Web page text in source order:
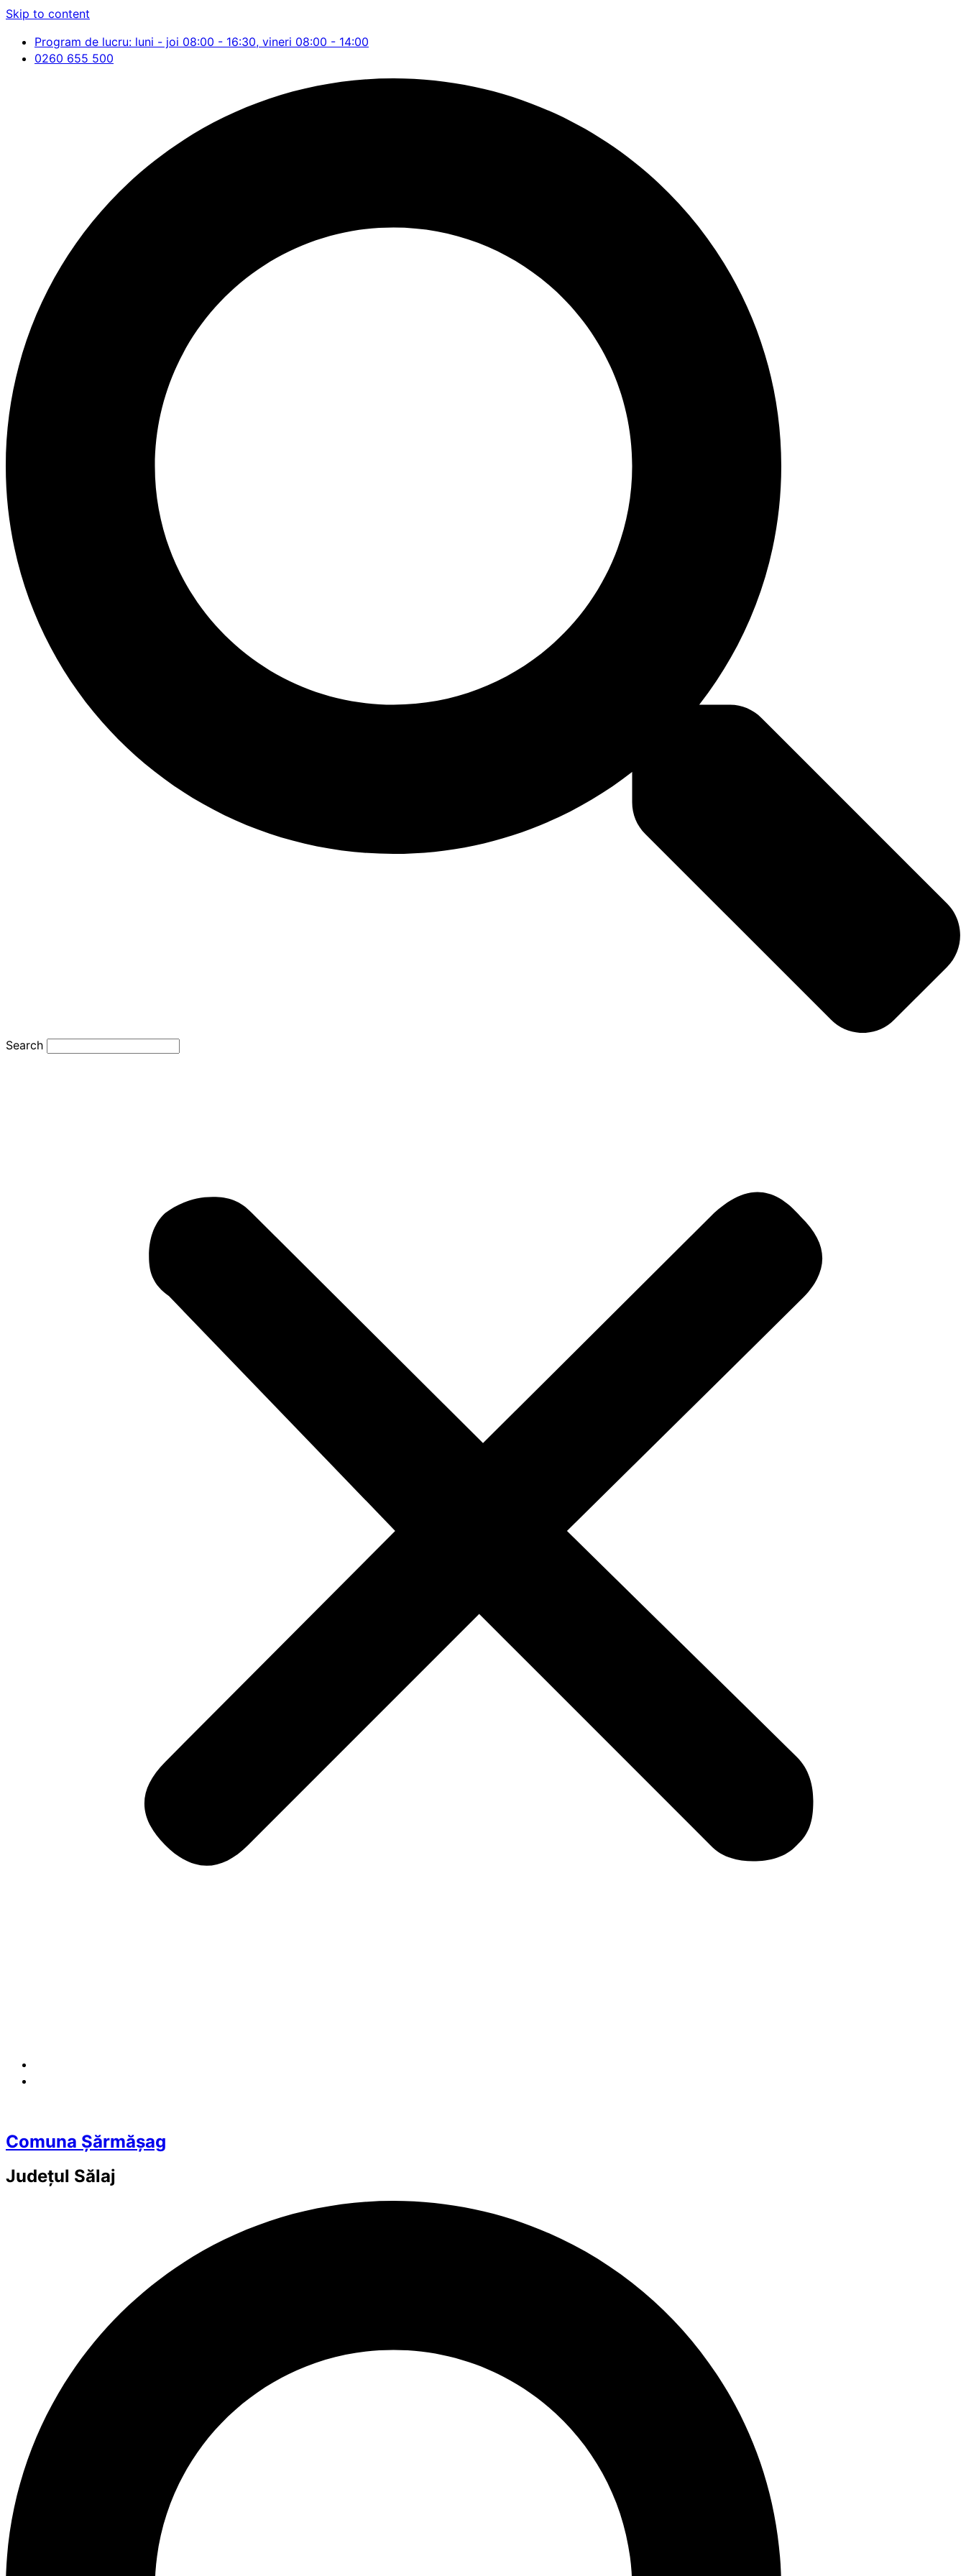
Skip to content
Program de lucru: luni - joi 08:00 - 16:30, vineri 08:00 - 14:00
0260 655 500
Search
Comuna Șărmășag
Județul Sălaj